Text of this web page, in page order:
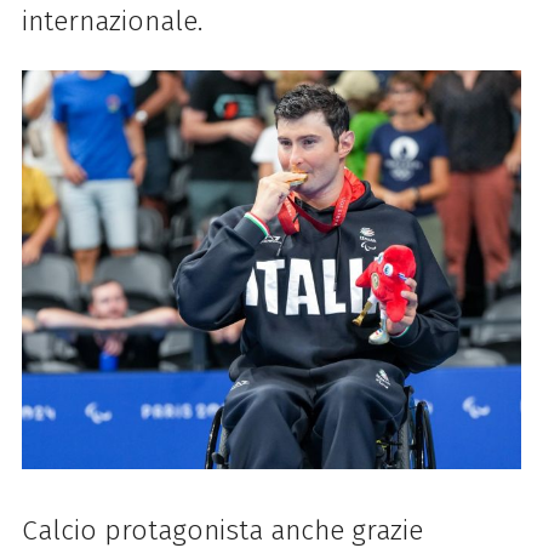
internazionale.
Calcio protagonista anche grazie